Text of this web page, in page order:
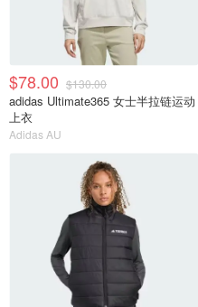
$78.00 $130.00
adidas Ultimate365 女士半拉链运动
上衣
Adidas AU